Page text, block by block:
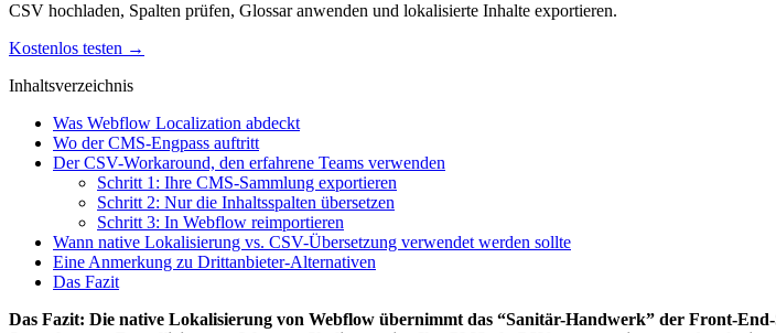
CSV hochladen, Spalten prüfen, Glossar anwenden und lokalisierte Inhalte exportieren.
Kostenlos testen →
Inhaltsverzeichnis
Was Webflow Localization abdeckt
Wo der CMS-Engpass auftritt
Der CSV-Workaround, den erfahrene Teams verwenden
Schritt 1: Ihre CMS-Sammlung exportieren
Schritt 2: Nur die Inhaltsspalten übersetzen
Schritt 3: In Webflow reimportieren
Wann native Lokalisierung vs. CSV-Übersetzung verwendet werden sollte
Eine Anmerkung zu Drittanbieter-Alternativen
Das Fazit
Das Fazit: Die native Lokalisierung von Webflow übernimmt das “Sanitär-Handwerk” der Front-